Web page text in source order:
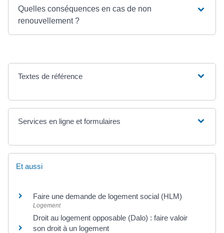
Quelles conséquences en cas de non
renouvellement ?
Textes de référence
Services en ligne et formulaires
Et aussi
Faire une demande de logement social (HLM)
Logement
Droit au logement opposable (Dalo) : faire valoir
son droit à un logement